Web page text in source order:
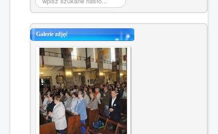
Galerie zdjęć